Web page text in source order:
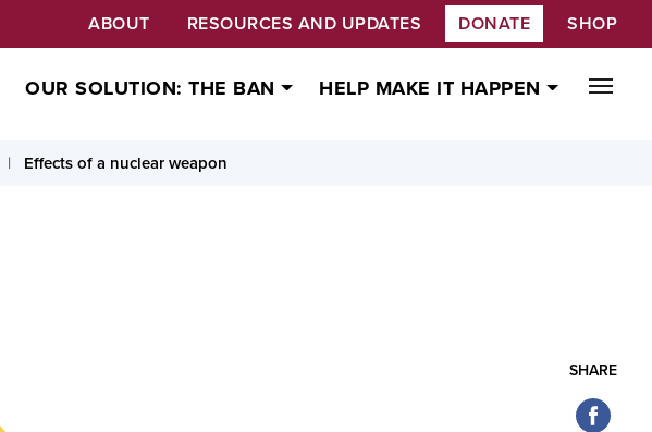
ABOUT RESOURCES AND UPDATES DONATE SHOP
OUR SOLUTION: THE BAN HELP MAKE IT HAPPEN
Effects of a nuclear weapon
SHARE